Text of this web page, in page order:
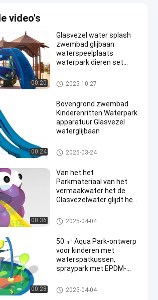
video's
00:20
Glasvezel water splash
zwembad glijbaan
waterspeelplaats
waterpark dieren set
zwembad glijbaan voor
kinderen
Het Stootkussen van de water
plons
2025-10-27
00:24
Bovengrond zwembad
Kinderenritten Waterpark
apparatuur Glasvezel
waterglijbaan
De Dia van het Zwembadwater
2025-03-24
00:36
Van het het
Parkmateriaal van het
vermaakwater het de
Glasvezelwater glijdt het
Waterspelen voor
Commercieel Zwembad
Mini Pool Slide
2025-04-04
00:28
50 ㎡ Aqua Park-ontwerp
voor kinderen met
waterspatkussen,
spraypark met EPDM-
Aqua Park
2025-04-04